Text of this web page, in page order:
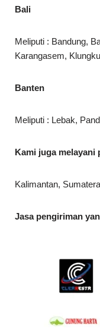
Bali
Meliputi : Bandung,
Karangasem,
Banten
Meliputi : Lebak,
Kami juga melayani
Kalimantan,
Jasa pengiriman